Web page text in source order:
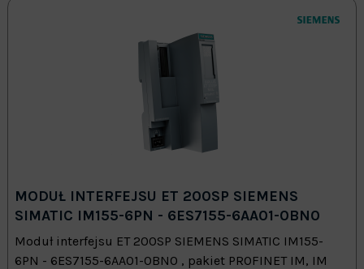
MODUŁ INTERFEJSU ET 200SP SIEMENS
SIMATIC IM155-6PN - 6ES7155-6AA01-0BN0
Moduł interfejsu ET 200SP SIEMENS SIMATIC IM155-
6PN - 6ES7155-6AA01-0BN0 , pakiet PROFINET IM, IM